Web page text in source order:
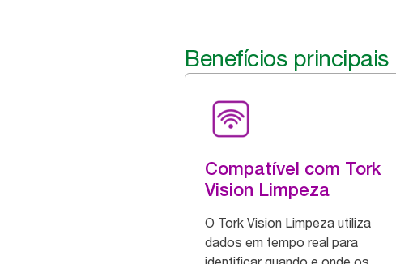
Benefícios principais
Compatível com Tork
Vision Limpeza
O Tork Vision Limpeza utiliza
dados em tempo real para